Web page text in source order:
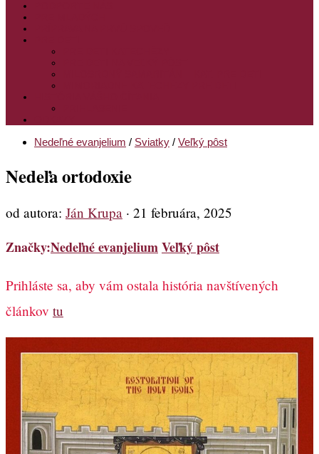
Nedeľné evanjelium / Sviatky / Veľký pôst
Nedeľa ortodoxie
od autora: Ján Krupa · 21 februára, 2025
Značky:Nedeľné evanjeliumVeľký pôst
Prihláste sa, aby vám ostala história navštívených
článkov tu